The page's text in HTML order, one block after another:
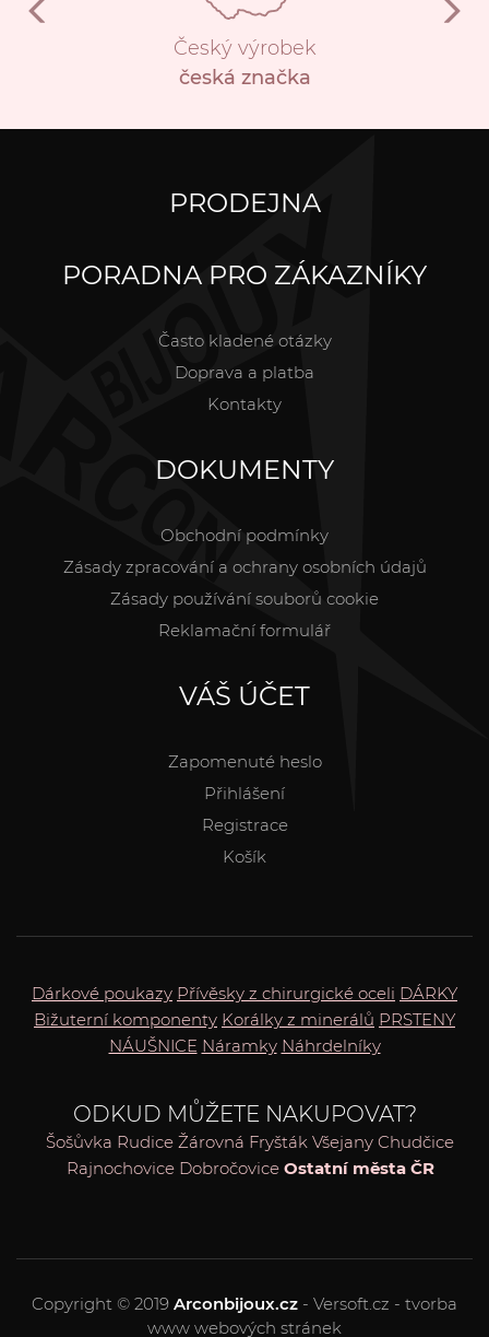
Český výrobek
česká značka
PRODEJNA
PORADNA PRO ZÁKAZNÍKY
Často kladené otázky
Doprava a platba
Kontakty
DOKUMENTY
Obchodní podmínky
Zásady zpracování a ochrany osobních údajů
Zásady používání souborů cookie
Reklamační formulář
VÁŠ ÚČET
Zapomenuté heslo
Přihlášení
Registrace
Košík
Dárkové poukazy Přívěsky z chirurgické oceli DÁRKY
Bižuterní komponenty Korálky z minerálů PRSTENY
NÁUŠNICE Náramky Náhrdelníky
ODKUD MŮŽETE NAKUPOVAT?
Šošůvka Rudice Žárovná Fryšták Všejany Chudčice
Rajnochovice Dobročovice Ostatní města ČR
Copyright © 2019 Arconbijoux.cz - Versoft.cz - tvorba
www webových stránek